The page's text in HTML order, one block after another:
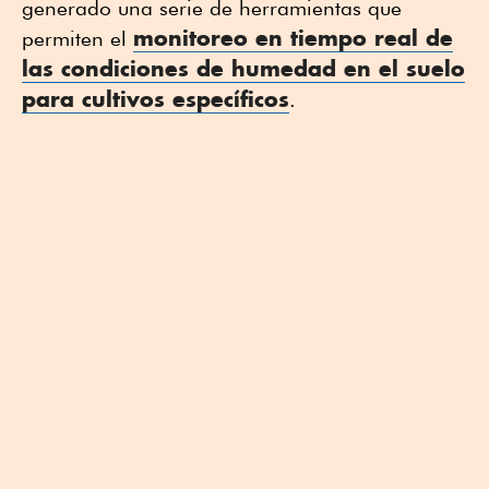
generado una serie de herramientas que
permiten el monitoreo en tiempo real de
las condiciones de humedad en el suelo
para cultivos específicos.